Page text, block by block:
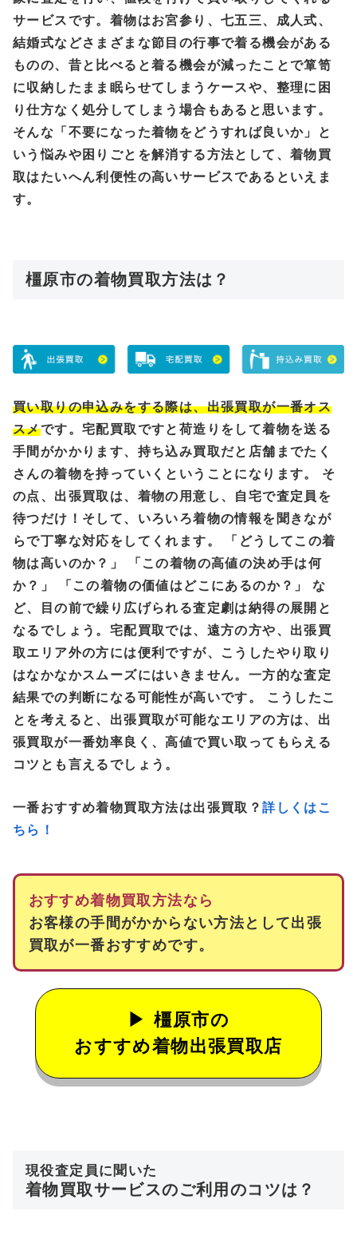
サービスです。着物はお宮参り、七五三、成人式、
結婚式などさまざまな節目の行事で着る機会がある
ものの、昔と比べると着る機会が減ったことで箪笥
に収納したまま眠らせてしまうケースや、整理に困
り仕方なく処分してしまう場合もあると思います。
そんな「不要になった着物をどうすれば良いか」と
いう悩みや困りごとを解消する方法として、着物買
取はたいへん利便性の高いサービスであるといえま
す。
橿原市の着物買取方法は？
買い取りの申込みをする際は、出張買取が一番オス
スメです。宅配買取ですと荷造りをして着物を送る
手間がかかります、持ち込み買取だと店舗までたく
さんの着物を持っていくということになります。 そ
の点、出張買取は、着物の用意し、自宅で査定員を
待つだけ！そして、いろいろ着物の情報を聞きなが
らで丁寧な対応をしてくれます。 「どうしてこの着
物は高いのか？」 「この着物の高値の決め手は何
か？」 「この着物の価値はどこにあるのか？」 な
ど、目の前で繰り広げられる査定劇は納得の展開と
なるでしょう。宅配買取では、遠方の方や、出張買
取エリア外の方には便利ですが、こうしたやり取り
はなかなかスムーズにはいきません。一方的な査定
結果での判断になる可能性が高いです。 こうしたこ
とを考えると、出張買取が可能なエリアの方は、出
張買取が一番効率良く、高値で買い取ってもらえる
コツとも言えるでしょう。
一番おすすめ着物買取方法は出張買取？詳しくはこ
ちら！
おすすめ着物買取方法なら
お客様の手間がかからない方法として出張
買取が一番おすすめです。
橿原市の
おすすめ着物出張買取店
現役査定員に聞いた
着物買取サービスのご利用のコツは？